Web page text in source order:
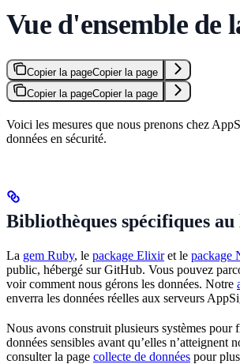
Vue d'ensemble de
Copier la pageCopier la page
Copier la pageCopier la page
Voici les mesures que nous prenons chez
données en sécurité.
Bibliothèques spécifiques au
La gem Ruby, le package Elixiret le package
public, hébergé sur GitHub. Vous pouvez
voir comment nous gérons les données. Notre
enverra les données réelles aux serveurs
Nous avons construit plusieurs systèmes pour
données sensibles avant qu’elles n’atteignent
consulter la page collecte de données pour